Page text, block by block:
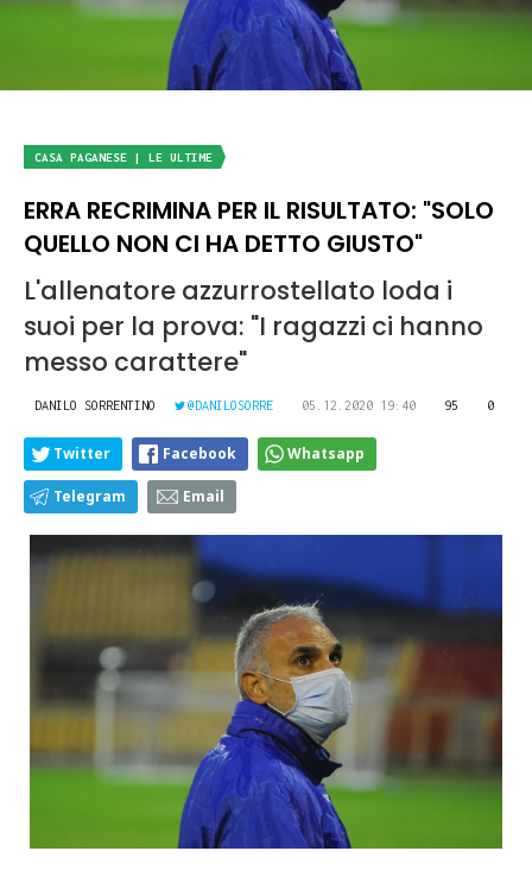
CASA PAGANESE | LE ULTIME
ERRA RECRIMINA PER IL RISULTATO: "SOLO
QUELLO NON CI HA DETTO GIUSTO"
L'allenatore azzurrostellato loda i
suoi per la prova: "I ragazzi ci hanno
messo carattere"
DANILO SORRENTINO @DANILOSORRE 05.12.2020 19:40 95 0
Twitter Facebook Whatsapp
Telegram Email